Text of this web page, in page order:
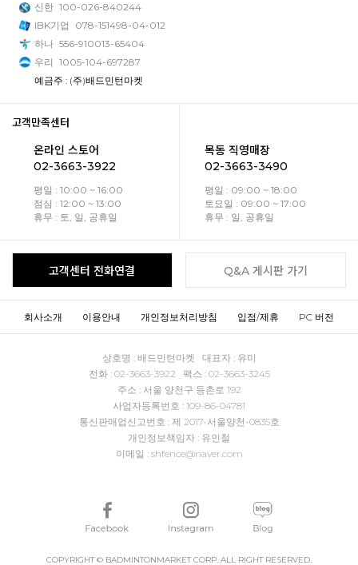
신한 100-026-840244
IBK기업
078-151498-04-012
하나 556-910013-65404
우리 1005-104-697287
예금주 : (주)배드민턴마켓
고객만족센터
온라인 스토어
02-3663-3922
평일 : 10:00 ~ 16:00
점심 : 12:00 ~ 13:00
휴무 : 토, 일, 공휴일
목동 직영매장
02-3663-3490
평일 : 09:00 ~ 18:00
토요일 : 09:00 ~ 17:00
휴무 : 일, 공휴일
고객센터 전화연결 Q&A 게시판 가기
회사소개 이용안내 개인정보처리방침 입점/제휴 PC 버전
상호명 : 배드민턴마켓 대표자 : 유미
전화 : 02-3663-3922 팩스 : 02-3663-3245
주소 : 서울 양천구 등촌로 192
사업자등록번호 : 109-86-04781
통신판매업신고번호 : 제 2017-서울양천-0835호
개인정보책임자 : 유인철
이메일 : shfence@naver.com
COPYRIGHT © BADMINTONMARKET CORP. ALL RIGHT RESERVED.